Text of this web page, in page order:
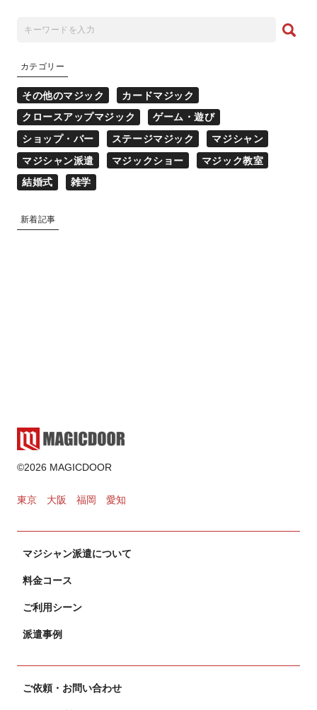
カテゴリー
その他のマジック
カードマジック
クロースアップマジック
ゲーム・遊び
ショップ・バー
ステージマジック
マジシャン
マジシャン派遣
マジックショー
マジック教室
結婚式
雑学
新着記事
©2026 MAGICDOOR
東京 大阪 福岡 愛知
マジシャン派遣について
料金コース
ご利用シーン
派遣事例
ご依頼・お問い合わせ